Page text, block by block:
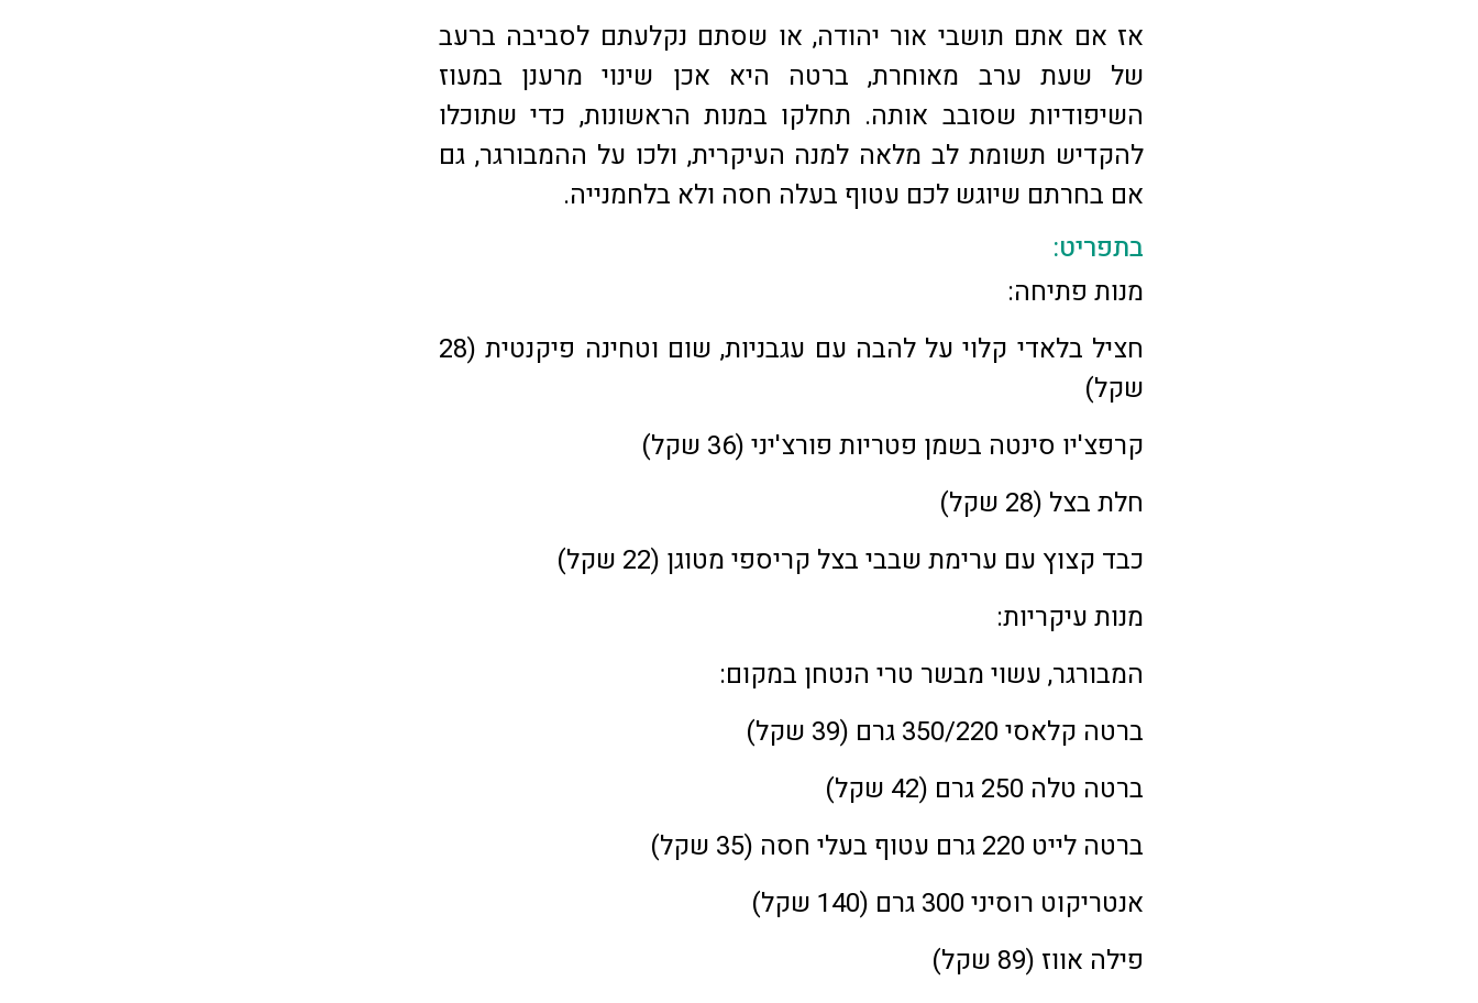
אז אם אתם תושבי אור יהודה, או שסתם נקלעתם לסביבה ברעב
של שעת ערב מאוחרת, ברטה היא אכן שינוי מרענן במעוז
השיפודיות שסובב אותה. תחלקו במנות הראשונות, כדי שתוכלו
להקדיש תשומת לב מלאה למנה העיקרית, ולכו על ההמבורגר, גם
אם בחרתם שיוגש לכם עטוף בעלה חסה ולא בלחמנייה.
בתפריט:
מנות פתיחה:
חציל בלאדי קלוי על להבה עם עגבניות, שום וטחינה פיקנטית (28
שקל)
קרפצ'יו סינטה בשמן פטריות פורצ'יני (36 שקל)
חלת בצל (28 שקל)
כבד קצוץ עם ערימת שבבי בצל קריספי מטוגן (22 שקל)
מנות עיקריות:
המבורגר, עשוי מבשר טרי הנטחן במקום:
ברטה קלאסי 350/220 גרם (39 שקל)
ברטה טלה 250 גרם (42 שקל)
ברטה לייט 220 גרם עטוף בעלי חסה (35 שקל)
אנטריקוט רוסיני 300 גרם (140 שקל)
פילה אווז (89 שקל)